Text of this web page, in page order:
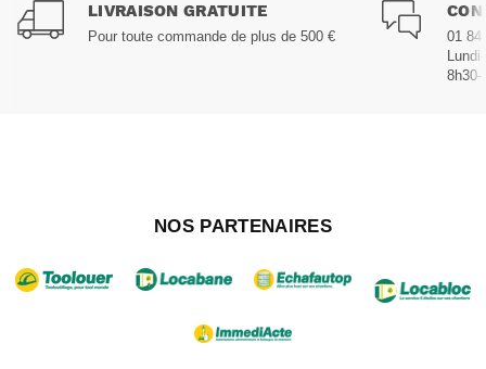
LIVRAISON GRATUITE
Pour toute commande de plus de 500 €
01 84
8h30-
NOS PARTENAIRES